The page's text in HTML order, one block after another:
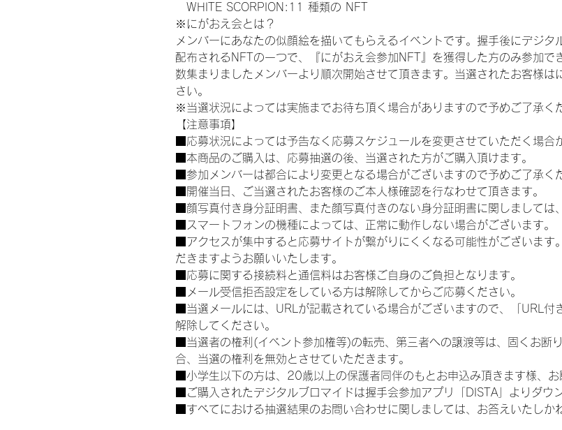
WHITE SCORPION:11 種類の NFT
※にがおえ会とは？
メンバーにあなたの似顔絵を描いてもらえるイベントです。握手後にデジ
配布されるNFTの一つで、『にがおえ会参加NFT』を獲得した方のみ参加で
数集まりましたメンバーより順次開始させて頂きます。当選されたお客様は
さい。
※当選状況によっては実施までお待ち頂く場合がありますので予めご了承く
【注意事項】
■応募状況によっては予告なく応募スケジュールを変更させていただく場合
■本商品のご購入は、応募抽選の後、当選された方がご購入頂けます。
■参加メンバーは都合により変更となる場合がございますので予めご了承く
■開催当日、ご当選されたお客様のご本人様確認を行なわせて頂きます。
■顔写真付き身分証明書、また顔写真付きのない身分証明書に関しましては
■スマートフォンの機種によっては、正常に動作しない場合がございます。
■アクセスが集中すると応募サイトが繋がりにくくなる可能性がございます
だきますようお願いいたします。
■応募に関する接続料と通信料はお客様ご自身のご負担となります。
■メール受信拒否設定をしている方は解除してからご応募ください。
■当選メールには、URLが記載されている場合がございますので、「URL付
解除してください。
■当選者の権利(イベント参加権等)の転売、第三者への譲渡等は、固くお断
合、当選の権利を無効とさせていただきます。
■小学生以下の方は、20歳以上の保護者同伴のもとお申込み頂きます様、お
■ご購入されたデジタルブロマイドは握手会参加アプリ「DISTA」よりダウ
■すべてにおける抽選結果のお問い合わせに関しましては、お答えいたしか